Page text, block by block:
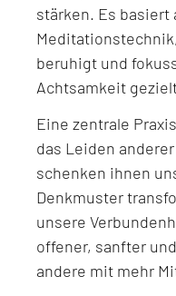
stärken. Es basiert
beruhigt und
Achtsamkeit
Eine zentrale
das Leiden
schenken ihnen
Denkmuster
unsere
offener, sanfter
andere mit mehr